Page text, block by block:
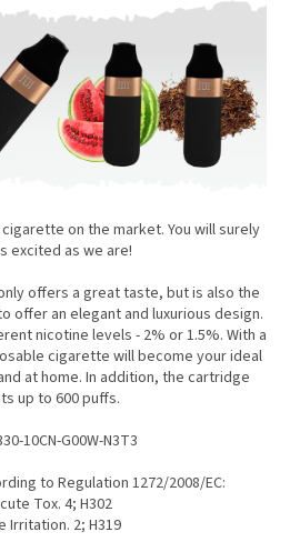
on the market. You will surely
excited as we are!
offers a great taste, but is also the
offer an elegant and luxurious design.
nicotine levels - 2% or 1.5%. With a
cigarette will become your ideal
at home. In addition, the cartridge
up to 600 puffs.
10CN-G00W-N3T3
to Regulation 1272/2008/EC:
Tox. 4; H302
Irritation. 2; H319